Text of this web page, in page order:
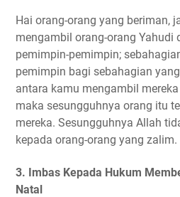
Hai orang-orang yang beriman,
mengambil orang-orang Yahudi
pemimpin-pemimpin;
pemimpin bagi sebahagian
antara kamu mengambil
maka sesungguhnya orang itu
mereka. Sesungguhnya Allah
kepada orang-orang yang
3. Imbas Kepada Hukum
Natal